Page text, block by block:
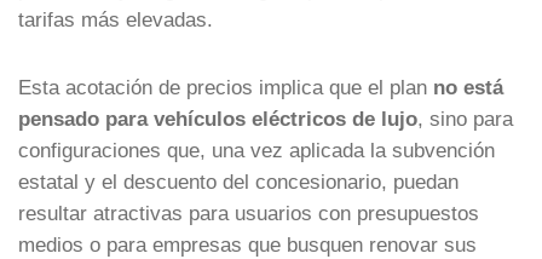
tarifas más elevadas.
Esta acotación de precios implica que el plan no está
pensado para vehículos eléctricos de lujo, sino para
configuraciones que, una vez aplicada la subvención
estatal y el descuento del concesionario, puedan
resultar atractivas para usuarios con presupuestos
medios o para empresas que busquen renovar sus